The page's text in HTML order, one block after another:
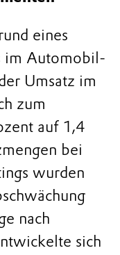
eines
im Automobil-
Umsatz im
zum
auf 1,4
bei
wurden
nach
sich